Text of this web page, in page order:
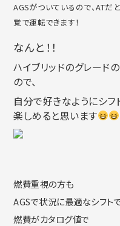
AGSがついているので、ATだ
覚で運転できます！
なんと！！
ハイブリッドのグレード
ので、
自分で好きなようにシ
楽しめると思います
燃費重視の方も
AGSで状況に最適なシフト
燃費がカタログ値で